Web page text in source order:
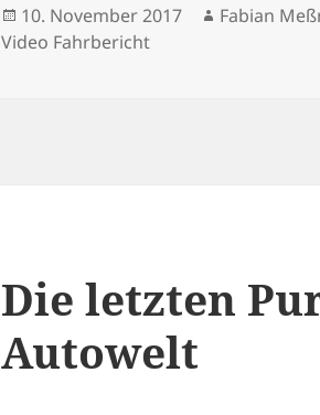
Veröffentlicht
am
10. November 2017 Autor
Fabian
Video Fahrbericht
Die letzten
Autowelt